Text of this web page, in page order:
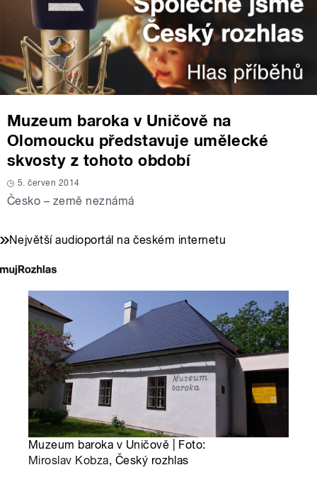
Muzeum baroka v Uničově na
Olomoucku představuje umělecké
skvosty z tohoto období
5. červen 2014
Česko – země neznámá
Největší audioportál na českém internetu
Muzeum baroka v Uničově | Foto:
Miroslav Kobza, Český rozhlas